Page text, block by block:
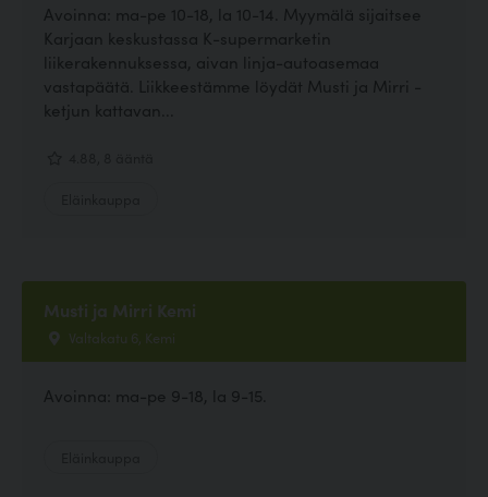
Avoinna: ma-pe 10-18, la 10-14. Myymälä sijaitsee
Karjaan keskustassa K-supermarketin
liikerakennuksessa, aivan linja-autoasemaa
vastapäätä. Liikkeestämme löydät Musti ja Mirri -
ketjun kattavan...
Musti ja Mirri Kemi
Valtakatu 6, Kemi
Avoinna: ma-pe 9-18, la 9-15.